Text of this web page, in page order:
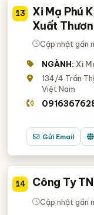
13
Xi Mạ Phú
Xuất
Cập nhật gần
NGÀNH: Xi
134/4 Trần Thị
Việt Nam
Gửi Email
14 Công Ty
Cập nhật gần